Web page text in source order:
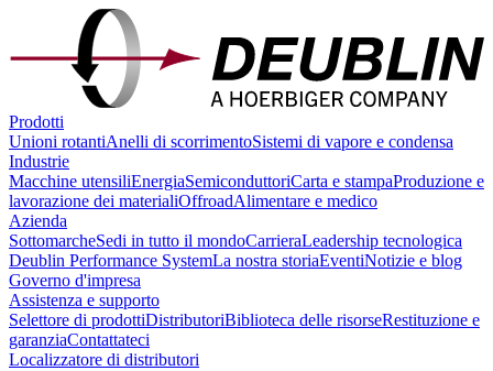
Prodotti
Unioni rotantiAnelli di scorrimentoSistemi di vapore e condensa
Industrie
Macchine utensiliEnergiaSemiconduttoriCarta e stampaProduzione e
lavorazione dei materialiOffroadAlimentare e medico
Azienda
SottomarcheSedi in tutto il mondoCarrieraLeadership tecnologica
Deublin Performance SystemLa nostra storiaEventiNotizie e blog
Governo d'impresa
Assistenza e supporto
Selettore di prodottiDistributoriBiblioteca delle risorseRestituzione e
garanziaContattateci
Localizzatore di distributori